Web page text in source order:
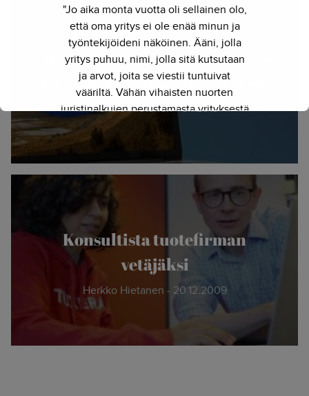
Vuosikymmenen suurin muutos
internetin tekijänoikeuksissa
Herkko Hietanen - 8.1.2019
Konsultista tuotefirman
vetäjäksi
Herkko Hietanen - 20.12.2009
"Jo aika monta vuotta oli sellainen olo,
että oma yritys ei ole enää minun ja
työntekijöideni näköinen. Ääni, jolla
yritys puhuu, nimi, jolla sitä kutsutaan
ja arvot, joita se viestii tuntuivat
vääriltä. Vähän vihaisten nuorten
juristinalkujen perustamasta yrityksestä
on kasvanut kokenut ja
näkemyksellinen asiantuntijayritys.
Siksi julkaisimme uuden nimen ja
verkkosivun. Out with the old - in with